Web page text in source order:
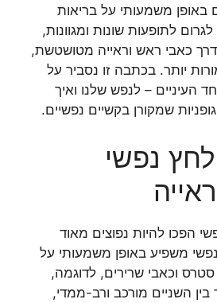
משמעותי על בריאות
לגרום לתופעות שונות ומגוונות,
דרך כאבי ראש וראייה מטושטשת,
יותר. בכתבה זו נסביר על
העיניים – לנפש שלנו ואיך
שמקורן בקשיים נפשיים.
נפשי
הפכו להיות נפוצים מאוד
משפיע באופן משמעותי על
סטרס וכאבי שרירים, לדוגמה,
השניים מורכב ורב-ממדי,